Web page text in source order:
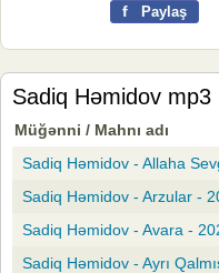
f Paylaş
Sadiq Həmidov mp3
Müğənni / Mahnı adı
Sadiq Həmidov - Allaha
Sadiq Həmidov - Arzular -
Sadiq Həmidov - Avara -
Sadiq Həmidov - Ayrı